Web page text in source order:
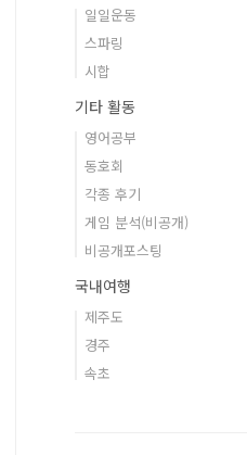
일일운동
스파링
시합
기타 활동
영어공부
동호회
각종 후기
게임 분석(비공개)
비공개포스팅
국내여행
제주도
경주
속초